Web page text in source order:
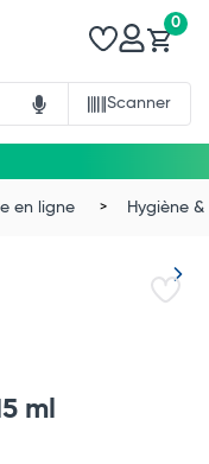
Scanner
0
en ligne Hygiène
ml